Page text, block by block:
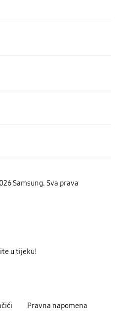
Samsung. Sva prava
Pravna napomena
u tijeku!